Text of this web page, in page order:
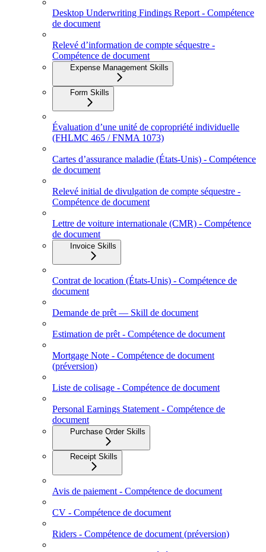
Desktop Underwriting Findings Report - Compétence
de document
Relevé d’information de compte séquestre -
Compétence de document
Expense Management Skills
Form Skills
Évaluation d’une unité de copropriété individuelle
(FHLMC 465 / FNMA 1073)
Cartes d’assurance maladie (États‑Unis) - Compétence
de document
Relevé initial de divulgation de compte séquestre -
Compétence de document
Lettre de voiture internationale (CMR) - Compétence
de document
Invoice Skills
Contrat de location (États-Unis) - Compétence de
document
Demande de prêt — Skill de document
Estimation de prêt - Compétence de document
Mortgage Note - Compétence de document
(préversion)
Liste de colisage - Compétence de document
Personal Earnings Statement - Compétence de
document
Purchase Order Skills
Receipt Skills
Avis de paiement - Compétence de document
CV - Compétence de document
Riders - Compétence de document (préversion)